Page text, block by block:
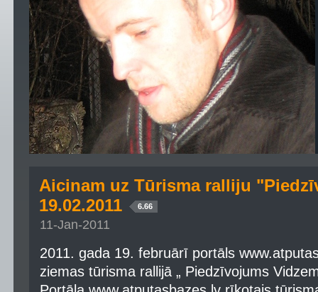
Aicinam uz Tūrisma ralliju
19.02.2011
6.66
11-Jan-2011
2011. gada 19. februārī portāls
ziemas tūrisma rallijā „ Piedzīvojums